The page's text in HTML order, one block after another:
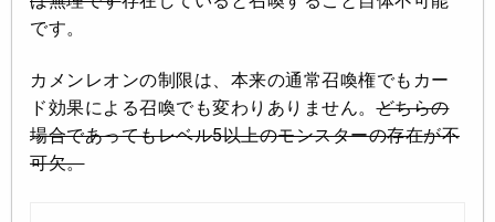
です。
カメンレオンの制限は、本来の通常召喚権でもカー
ド効果による召喚でも変わりありません。どちらの
場合であってもレベル5以上のモンスターの存在が不
可欠。